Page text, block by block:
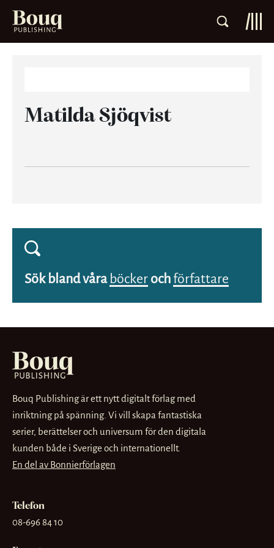
Matilda Sjöqvist
Sök bland våra böcker och författare
Bouq Publishing är ett nytt digitalt förlag med
inriktning på spänning. Vi vill skapa fantastiska
serier, berättelser och universum för den digitala
kunden både i Sverige och internationellt.
En del av Bonnierförlagen
Telefon
08-696 84 10